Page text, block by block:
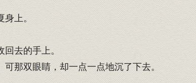
上。
去的手上。
那双眼睛，却一点一点地沉了下去。